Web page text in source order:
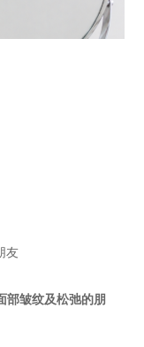
友
部皱纹及松弛的朋